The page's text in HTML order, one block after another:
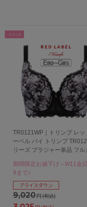
SALE
TR0121WP｜トリンプ レッ
ーベル バイ トリンプ
リーズ ブラジャー単品 フル
ー75/80/85/90cm
期間限定お値下げ～9/11金
9まで♪
9,020円(税込)
プライスダウン